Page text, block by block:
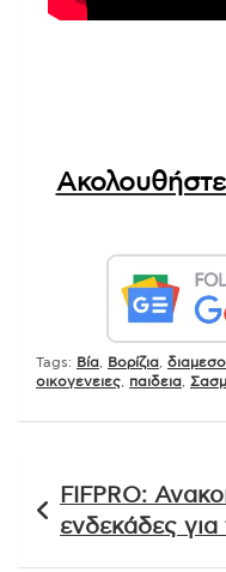
Tags: Βία Βορίζια
οικογενειες
παιδεια
άρθρων
FIFPRO:
ενδεκάδες